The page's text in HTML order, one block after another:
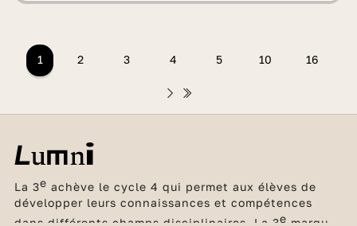
1 2 3 4 5 10 16
La 3e achève le cycle 4 qui permet aux élèves de
développer leurs connaissances et compétences
dans différents champs disciplinaires. La 3e marque